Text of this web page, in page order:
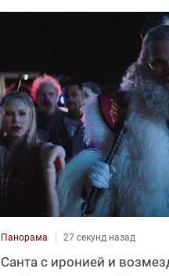
Панорама 27 секунд назад
Санта с иронией и